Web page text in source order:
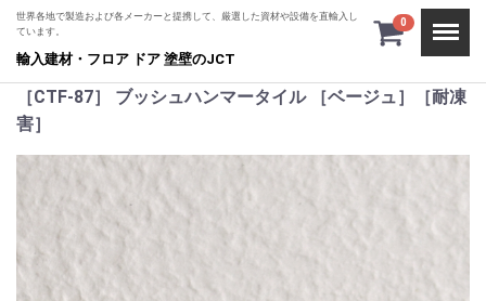
世界各地で製造および各メーカーと提携して、厳選した資材や設備を直輸入し
ています。
輸入建材・フロア ドア 塗壁のJCT
0
［CTF-87］ ブッシュハンマータイル ［ベージュ］［耐凍
害］